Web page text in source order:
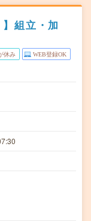
組立・加
休み WEB登録OK